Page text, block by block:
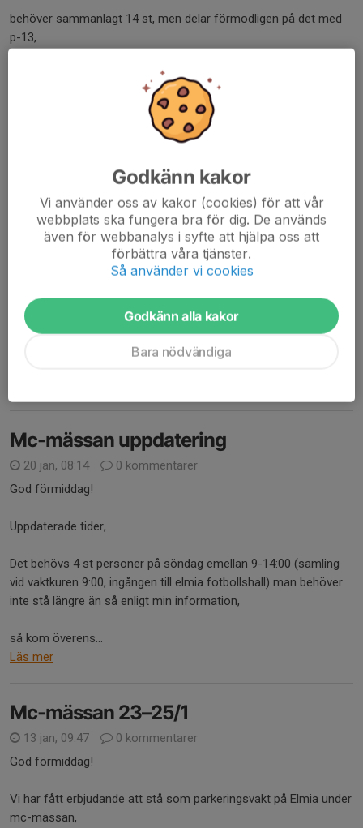
behöver sammanlagt 14 st, men delar förmodligen på det med
p-13,
svara snabbt på SMS till mig: 0768715110
Tack för hjälpen på mc-mässan!
1 kommentar
Stort tack till er som hjälpte till på mc-mässan!
Jan—Åke (Jontes pappa)
Anders (Folkes pappa)
Mikael N (Theos pappa)
Petra Lissel (Elis mamma)
Thomas kh Andersson (Pontus pappa)
Mc-mässan uppdatering
20 jan, 08:14
0 kommentarer
God förmiddag!
Uppdaterade tider,
Det behövs 4 st personer på söndag emellan 9-14:00 (samling
vid vaktkuren 9:00, ingången till elmia fotbollshall) man behöver
inte stå längre än så enligt min information,
så kom överens...
Läs mer
Mc-mässan 23–25/1
13 jan, 09:47
0 kommentarer
God förmiddag!
Vi har fått erbjudande att stå som parkeringsvakt på Elmia under
mc-mässan,
Godkänn kakor
Vi använder oss av kakor (cookies) för att vår
webbplats ska fungera bra för dig. De används
även för webbanalys i syfte att hjälpa oss att
förbättra våra tjänster.
Så använder vi cookies
Godkänn alla kakor
Bara nödvändiga